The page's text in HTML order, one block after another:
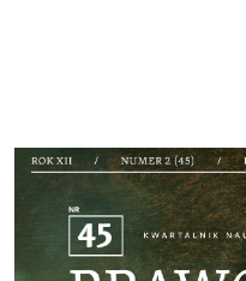
Cover image